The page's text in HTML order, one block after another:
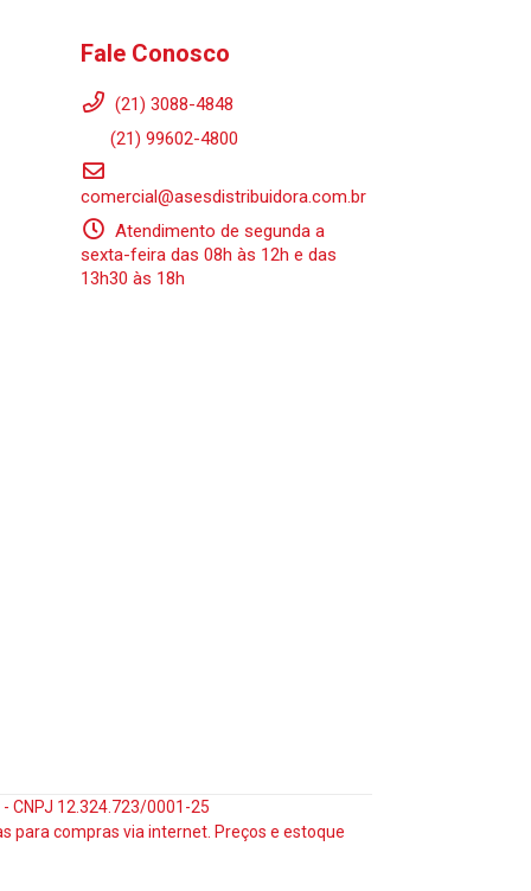
Fale Conosco
(21) 3088-4848
(21) 99602-4800
comercial@asesdistribuidora.com.br
Atendimento de segunda a
sexta-feira das 08h às 12h e das
13h30 às 18h
CNPJ 12.324.723/0001-25
para compras via internet. Preços e estoque